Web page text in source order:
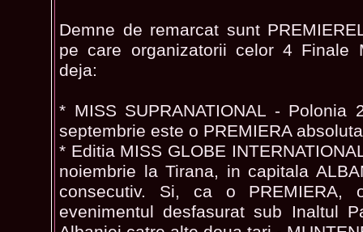
Demne de remarcat sunt
pe care organizatorii celor 4 Finale
deja:
* MISS SUPRANATIONAL -
septembrie este o PREMIERA
* Editia MISS GLOBE
noiembrie la Tirana, in capitala
consecutiv. Si, ca o PREMIERA,
evenimentul desfasurat sub Inaltul